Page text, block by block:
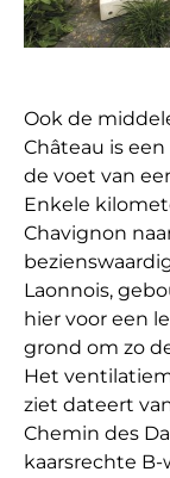
Ook de
Château is een
de voet van
Enkele
Chavignon
Laonnois,
hier voor een
grond om zo
Het
ziet dateert
Chemin des
kaarsrechte